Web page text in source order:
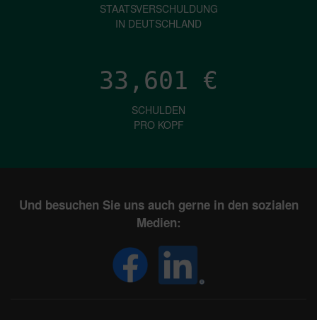
STAATSVERSCHULDUNG
IN DEUTSCHLAND
33,601 €
SCHULDEN
PRO KOPF
Und besuchen Sie uns auch gerne in den sozialen
Medien: